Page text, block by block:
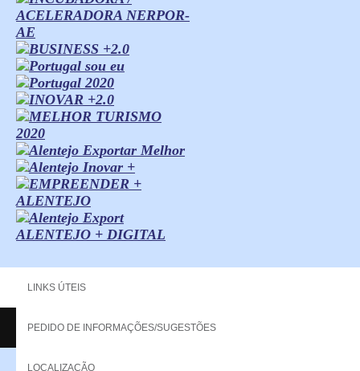
ALENTEJO + DIGITAL
LINKS ÚTEIS
PEDIDO DE INFORMAÇÕES/SUGESTÕES
LOCALIZAÇÃO
Copyright - 2013 NERPOR. All rights reserved.